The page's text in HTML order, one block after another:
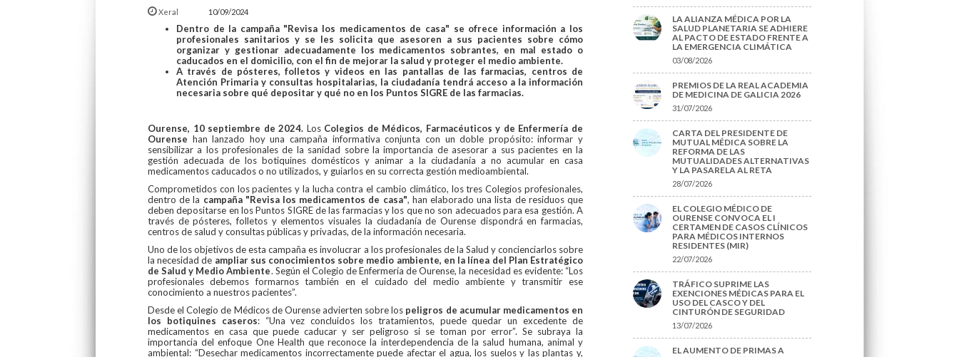
Xeral 10/09/2024
Dentro de la campaña "Revisa los medicamentos de casa" se ofrece información a los
profesionales sanitarios y se les solicita que asesoren a sus pacientes sobre cómo
organizar y gestionar adecuadamente los medicamentos sobrantes, en mal estado o
caducados en el domicilio, con el fin de mejorar la salud y proteger el medio ambiente.
A través de pósteres, folletos y videos en las pantallas de las farmacias, centros de
Atención Primaria y consultas hospitalarias, la ciudadanía tendrá acceso a la información
necesaria sobre qué depositar y qué no en los Puntos SIGRE de las farmacias.
Ourense, 10 septiembre de 2024. Los Colegios de Médicos, Farmacéuticos y de Enfermería de
Ourense han lanzado hoy una campaña informativa conjunta con un doble propósito: informar y
sensibilizar a los profesionales de la sanidad sobre la importancia de asesorar a sus pacientes en la
gestión adecuada de los botiquines domésticos y animar a la ciudadanía a no acumular en casa
medicamentos caducados o no utilizados, y guiarlos en su correcta gestión medioambiental.
Comprometidos con los pacientes y la lucha contra el cambio climático, los tres Colegios profesionales,
dentro de la campaña "Revisa los medicamentos de casa", han elaborado una lista de residuos que
deben depositarse en los Puntos SIGRE de las farmacias y los que no son adecuados para esa gestión. A
través de pósteres, folletos y elementos visuales la ciudadanía de Ourense dispondrá en farmacias,
centros de salud y consultas públicas y privadas, de la información necesaria.
Uno de los objetivos de esta campaña es involucrar a los profesionales de la Salud y concienciarlos sobre
la necesidad de ampliar sus conocimientos sobre medio ambiente, en la línea del Plan Estratégico
de Salud y Medio Ambiente. Según el Colegio de Enfermería de Ourense, la necesidad es evidente: “Los
profesionales debemos formarnos también en el cuidado del medio ambiente y transmitir ese
conocimiento a nuestros pacientes”.
Desde el Colegio de Médicos de Ourense advierten sobre los peligros de acumular medicamentos en
los botiquines caseros: “Una vez concluidos los tratamientos, puede quedar un excedente de
medicamentos en casa que puede caducar y ser peligroso si se toman por error”. Se subraya la
importancia del enfoque One Health que reconoce la interdependencia de la salud humana, animal y
ambiental: “Desechar medicamentos incorrectamente puede afectar el agua, los suelos y las plantas y,
LA ALIANZA MÉDICA POR LA
SALUD PLANETARIA SE ADHIERE
AL PACTO DE ESTADO FRENTE A
LA EMERGENCIA CLIMÁTICA
03/08/2026
PREMIOS DE LA REAL ACADEMIA
DE MEDICINA DE GALICIA 2026
31/07/2026
CARTA DEL PRESIDENTE DE
MUTUAL MÉDICA SOBRE LA
REFORMA DE LAS
MUTUALIDADES ALTERNATIVAS
Y LA PASARELA AL RETA
28/07/2026
EL COLEGIO MÉDICO DE
OURENSE CONVOCA EL I
CERTAMEN DE CASOS CLÍNICOS
PARA MÉDICOS INTERNOS
RESIDENTES (MIR)
22/07/2026
TRÁFICO SUPRIME LAS
EXENCIONES MÉDICAS PARA EL
USO DEL CASCO Y DEL
CINTURÓN DE SEGURIDAD
13/07/2026
EL AUMENTO DE PRIMAS A